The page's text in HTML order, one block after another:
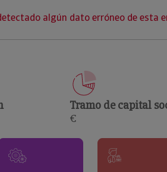
clientes.
algún dato erróneo de esta
Tramo de capital
€